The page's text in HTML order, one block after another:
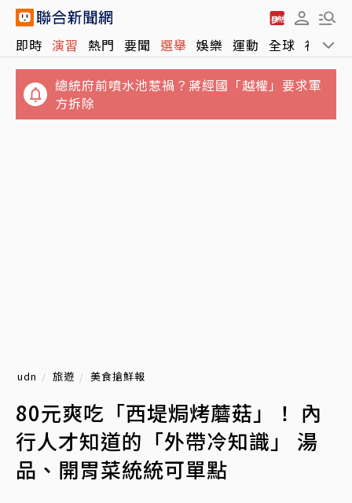
即時 演習 熱門 要聞 選舉 娛樂 運動 全球 社會
總統府前噴水池惹禍？蔣經國「越權」要求軍
方拆除
udn 旅遊 美食搶鮮報
80元爽吃「西堤焗烤蘑菇」！ 內
行人才知道的「外帶冷知識」 湯
品、開胃菜統統可單點